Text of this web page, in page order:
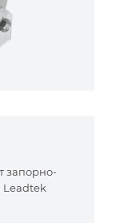
запорно-
Leadtek